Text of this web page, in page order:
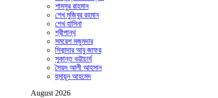
শামসুর রাহমান
শেখ মুজিবুর রহমান
শেখ হাসিনা
শ্রীপান্থ
সমরেশ মজুমদার
সিকান্দার আবু জাফর
সুকান্ত ভট্টাচার্য
সৈয়দ আলী আহসান
হুমায়ূন আহমেদ
August 2026